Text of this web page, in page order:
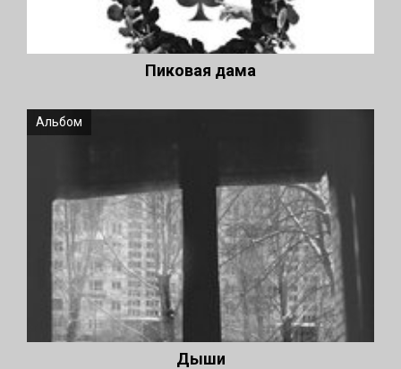
Пиковая дама
Альбом
Дыши